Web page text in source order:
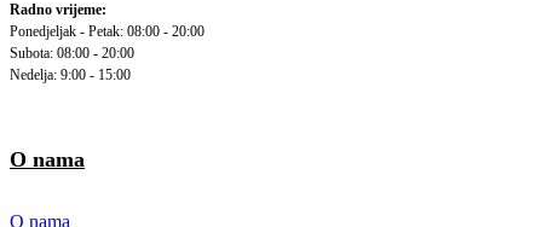
Radno vrijeme:
Ponedjeljak - Petak: 08:00 - 20:00
Subota: 08:00 - 20:00
Nedelja: 9:00 - 15:00
O nama
O nama